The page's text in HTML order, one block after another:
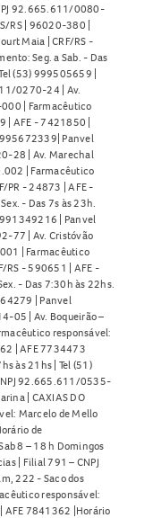
92.665.611/0080-
RS | 96020-380 |
Maia | CRF/RS -
Seg. a Sab. - Das
(53) 999505659 |
0270-24 | Av.
| Farmacêutico
| AFE - 7421850 |
Panvel
28 | Av. Marechal
| Farmacêutico
PR - 24873 | AFE -
- Das 7s às 23h.
991349216 | Panvel
77 | Av. Cristóvão
| Farmacêutico
RS - 590651 | AFE -
- Das 7:30h às 22hs.
| Panvel
05 | Av. Boqueirão –
responsável:
| AFE 7734473
às 21hs | Tel (51)
92.665.611/0535-
| CAXIAS DO
Marcelo de Mello
de
8 – 18 h Domingos
| Filial 791 – CNPJ
222 - Saco dos
responsável:
AFE 7841362 |Horário